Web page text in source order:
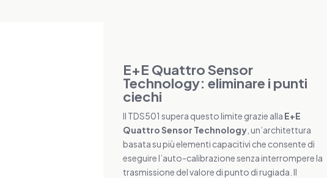
E+E Quattro Sensor
Technology: eliminare i punti
ciechi
Il TDS501 supera questo limite grazie alla E+E
Quattro Sensor Technology, un’architettura
basata su più elementi capacitivi che consente di
eseguire l’auto-calibrazione senza interrompere la
trasmissione del valore di punto di rugiada. Il